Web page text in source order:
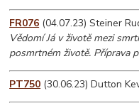
FR076 (04.07.23) Steiner
Vědomí Já v životě mezi
posmrtném životě. Příprava
PT750 (30.06.23) Dutton